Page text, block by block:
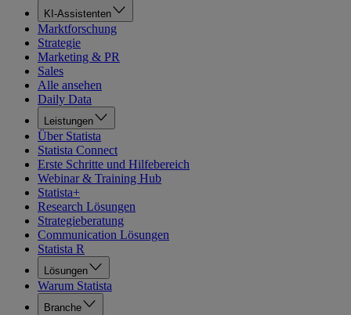
KI-Assistenten
Marktforschung
Strategie
Marketing & PR
Sales
Alle ansehen
Daily Data
Leistungen
Über Statista
Statista Connect
Erste Schritte und Hilfebereich
Webinar & Training Hub
Statista+
Research Lösungen
Strategieberatung
Communication Lösungen
Statista R
Lösungen
Warum Statista
Branche